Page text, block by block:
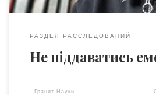
РАЗДЕЛ РАССЛЕДОВАНИЙ
Не піддаватись
- Гранит Науки